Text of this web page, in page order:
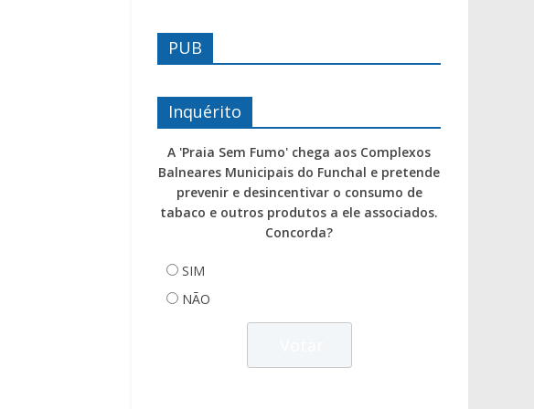
PUB
Inquérito
A 'Praia Sem Fumo' chega aos Complexos
Balneares Municipais do Funchal e pretende
prevenir e desincentivar o consumo de
tabaco e outros produtos a ele associados.
Concorda?
SIM
NÃO